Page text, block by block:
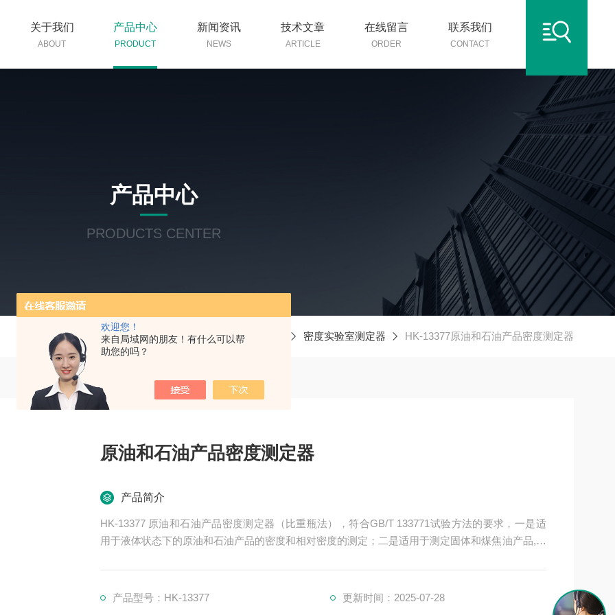
欢迎您！
来自局域网的朋友！有什么可以帮
助您的吗？
关于我们
ABOUT
产品中心
PRODUCT
新闻资讯
NEWS
技术文章
ARTICLE
在线留言
ORDER
联系我们
CONTACT
产品中心
PRODUCTS CENTER
当前位置：首页 产品中心 油品分析仪器 密度实验室测定器 HK-13377原油和石油产品密度测定器
原油和石油产品密度测定器
产品简介
HK-13377 原油和石油产品密度测定器（比重瓶法），符合GB/T 133771试验方法的要求，一是适
用于液体状态下的原油和石油产品的密度和相对密度的测定；二是适用于测定固体和煤焦油产品,包
产品以外的所
产品型号：HK-13377 更新时间：2025-07-28